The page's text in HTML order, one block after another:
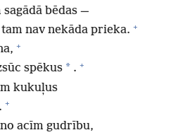
bēdas —
nav nekāda prieka. +
+
spēkus * . +
kukuļus
. +
acīm gudrību,